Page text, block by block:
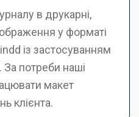
в друкарні,
у форматі
із застосуванням
За потреби наші
макет
клієнта.